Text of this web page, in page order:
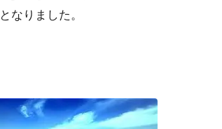
なりました。